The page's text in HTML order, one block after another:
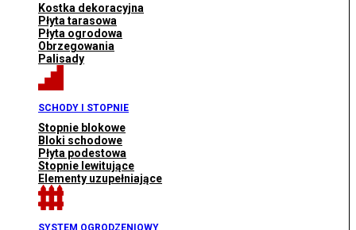
Kostka dekoracyjna
Płyta tarasowa
Płyta ogrodowa
Obrzegowania
Palisady
SCHODY I STOPNIE
Stopnie blokowe
Bloki schodowe
Płyta podestowa
Stopnie lewitujące
Elementy uzupełniające
SYSTEM OGRODZENIOWY